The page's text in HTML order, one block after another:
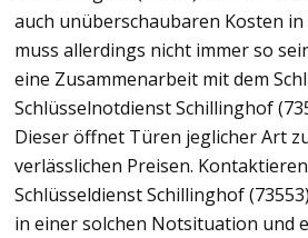
auch unüberschaubaren Kosten
muss allerdings nicht immer so
eine Zusammenarbeit mit dem
Schlüsselnotdienst Schillinghof
Dieser öffnet Türen jeglicher Art
verlässlichen Preisen.
Schlüsseldienst Schillinghof
in einer solchen Notsituation und